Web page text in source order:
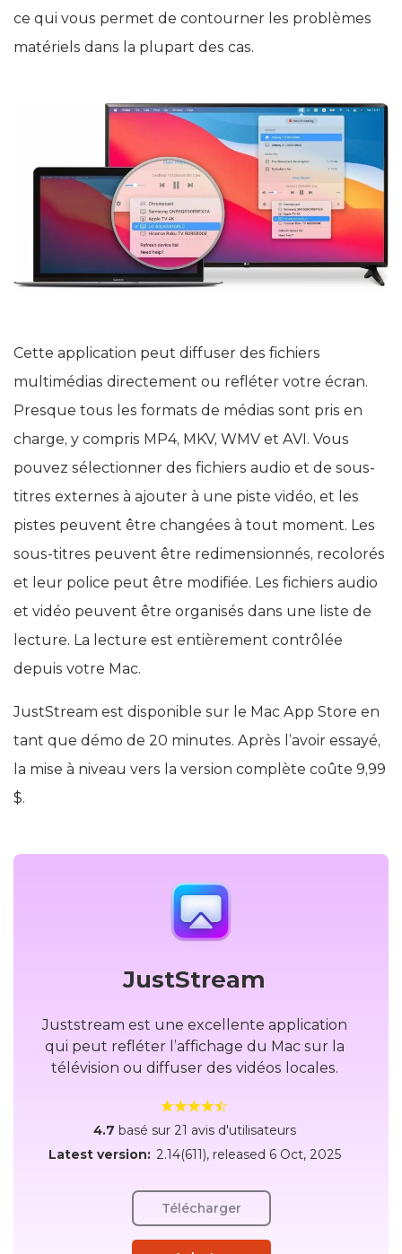
ce qui vous permet de contourner les problèmes
matériels dans la plupart des cas.
Cette application peut diffuser des fichiers
multimédias directement ou refléter votre écran.
Presque tous les formats de médias sont pris en
charge, y compris MP4, MKV, WMV et AVI. Vous
pouvez sélectionner des fichiers audio et de sous-
titres externes à ajouter à une piste vidéo, et les
pistes peuvent être changées à tout moment. Les
sous-titres peuvent être redimensionnés, recolorés
et leur police peut être modifiée. Les fichiers audio
et vidéo peuvent être organisés dans une liste de
lecture. La lecture est entièrement contrôlée
depuis votre Mac.
JustStream est disponible sur le Mac App Store en
tant que démo de 20 minutes. Après l’avoir essayé,
la mise à niveau vers la version complète coûte 9,99
$.
JustStream
Juststream est une excellente application
qui peut refléter l’affichage du Mac sur la
télévision ou diffuser des vidéos locales.
4.7 basé sur 21 avis d'utilisateurs
Latest version: 2.14(611), released 6 Oct, 2025
Télécharger